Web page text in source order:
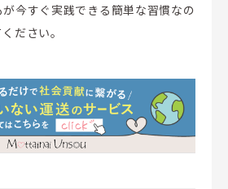
今すぐ実践できる簡単な習慣なの
ださい。